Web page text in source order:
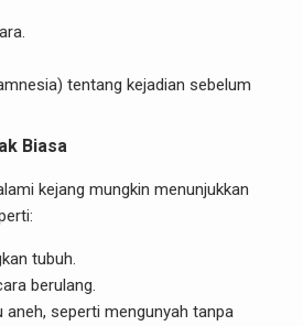
tentang kejadian sebelum
Biasa
kejang mungkin menunjukkan
tubuh.
berulang.
aneh, seperti mengunyah tanpa